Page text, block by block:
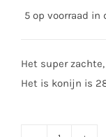
5 op voorraad in
Het super
Het is konijn is